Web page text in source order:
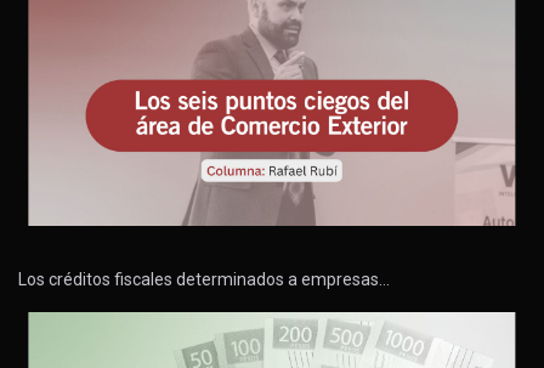
Los créditos fiscales determinados a empresas…